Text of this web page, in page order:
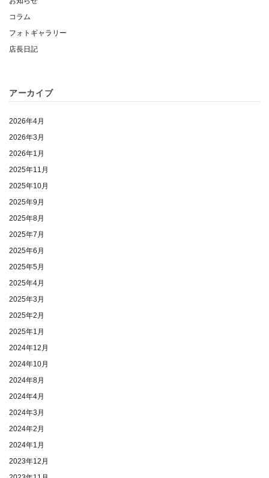
コラム
フォトギャラリー
店長日記
アーカイブ
2026年4月
2026年3月
2026年1月
2025年11月
2025年10月
2025年9月
2025年8月
2025年7月
2025年6月
2025年5月
2025年4月
2025年3月
2025年2月
2025年1月
2024年12月
2024年10月
2024年8月
2024年4月
2024年3月
2024年2月
2024年1月
2023年12月